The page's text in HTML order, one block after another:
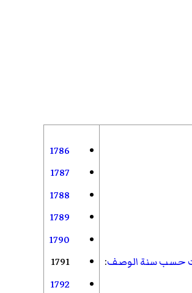
حسب سنة الوصف:
1786
1787
1788
1789
1790
1791
1792